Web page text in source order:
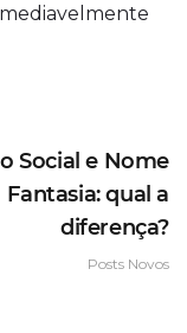
Social e Nome
Fantasia: qual a
diferença?
Posts Novos